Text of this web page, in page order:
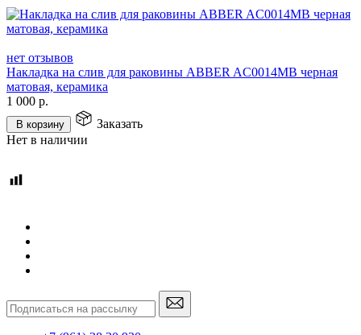
нет отзывов
Накладка на слив для раковины ABBER AC0014MB черная
матовая, керамика
1 000 р.
В корзину
Заказать
Нет в наличии